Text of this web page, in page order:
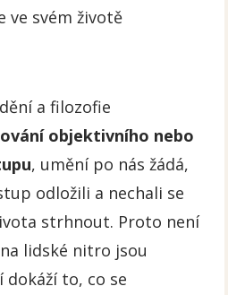
ve svém životě
a filozofie
objektivního nebo
, umění po nás žádá,
odložili a nechali se
strhnout. Proto není
lidské nitro jsou
dokáží to, co se